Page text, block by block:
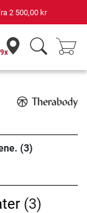
2 500,00 kr
(3)
(3)